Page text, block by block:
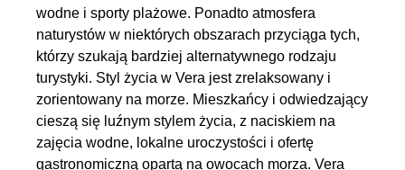
wodne i sporty plażowe. Ponadto atmosfera
naturystów w niektórych obszarach przyciąga tych,
którzy szukają bardziej alternatywnego rodzaju
turystyki. Styl życia w Vera jest zrelaksowany i
zorientowany na morze. Mieszkańcy i odwiedzający
cieszą się luźnym stylem życia, z naciskiem na
zajęcia wodne, lokalne uroczystości i ofertę
gastronomiczną opartą na owocach morza. Vera